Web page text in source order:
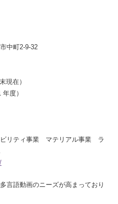
中町2-9-32
現在）
度）
ビリティ事業 マテリアル事業 ラ
言語動画のニーズが高まっており